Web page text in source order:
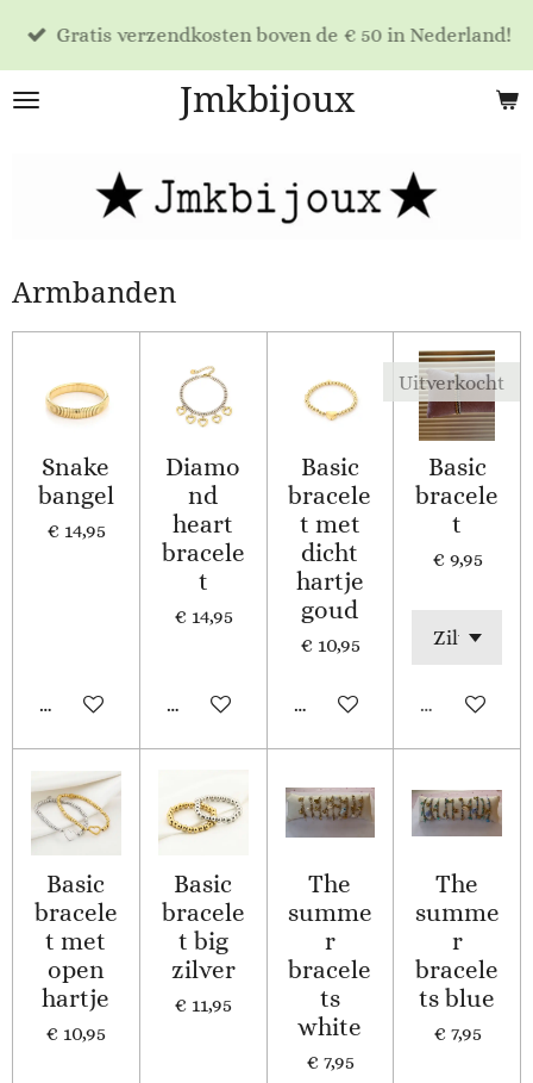
de
Jmkbijoux
Gratis verzendkosten boven de € 50 in Nederland!
Armbanden
Snake
bangel
€ 14,95
In winkelwagen
Diamo
nd
heart
bracele
t
€ 14,95
In winkelwagen
Basic
bracele
t met
dicht
hartje
goud
€ 10,95
In winkelwagen
Uitverkocht
Basic
bracele
t
€ 9,95
Uitverkocht
Basic
bracele
t met
open
hartje
€ 10,95
Basic
bracele
t big
zilver
€ 11,95
The
summe
r
bracele
ts
white
€ 7,95
The
summe
r
bracele
ts blue
€ 7,95